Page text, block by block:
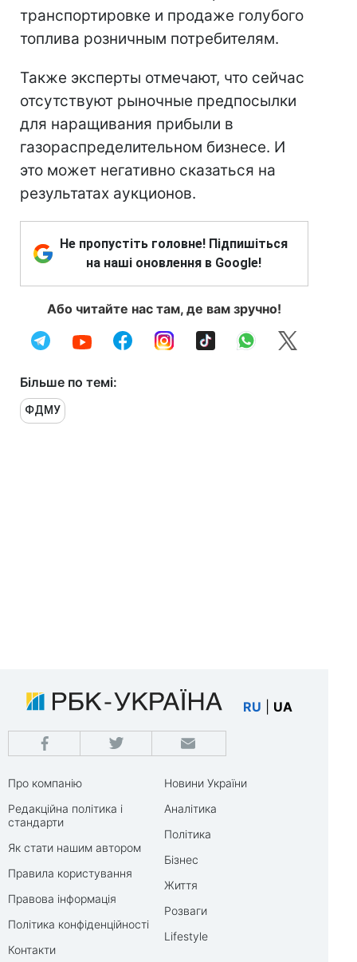
транспортировке и продаже голубого
топлива розничным потребителям.
Также эксперты отмечают, что сейчас
отсутствуют рыночные предпосылки
для наращивания прибыли в
газораспределительном бизнесе. И
это может негативно сказаться на
результатах аукционов.
Не пропустіть головне! Підпишіться
на наші оновлення в Google!
Або читайте нас там, де вам зручно!
Більше по темі:
ФДМУ
RU UA
Про компанію
Редакційна політика і
стандарти
Як стати нашим автором
Правила користування
Правова інформація
Політика конфіденційності
Контакти
Новини України
Аналітика
Політика
Бізнес
Життя
Розваги
Lifestyle